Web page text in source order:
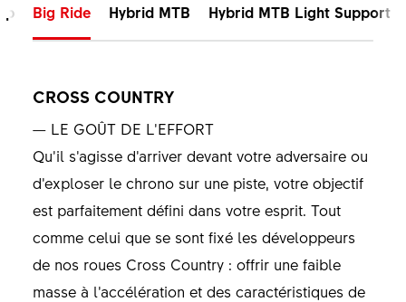
FR
Big Ride Hybrid MTB Hybrid MTB Light Support
CROSS COUNTRY
— LE GOÛT DE L’EFFORT
Qu’il s’agisse d’arriver devant votre adversaire ou
d’exploser le chrono sur une piste, votre objectif
est parfaitement défini dans votre esprit. Tout
comme celui que se sont fixé les développeurs
de nos roues Cross Country : offrir une faible
masse à l’accélération et des caractéristiques de